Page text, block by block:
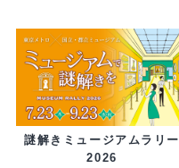
謎解きミュージアムラリー
2026